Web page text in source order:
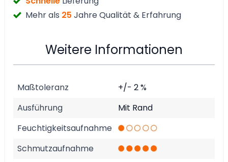
Mehr als 25 Jahre Qualität & Erfahrung
Weitere Informationen
Maßtoleranz
+/- 2 %
Ausführung
Mit Rand
Feuchtigkeitsaufnahme
Schmutzaufnahme